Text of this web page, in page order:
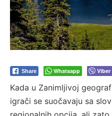
Share Whatsapp Viber
Kada u Zanimljivoj
igrači se suočavaju sa